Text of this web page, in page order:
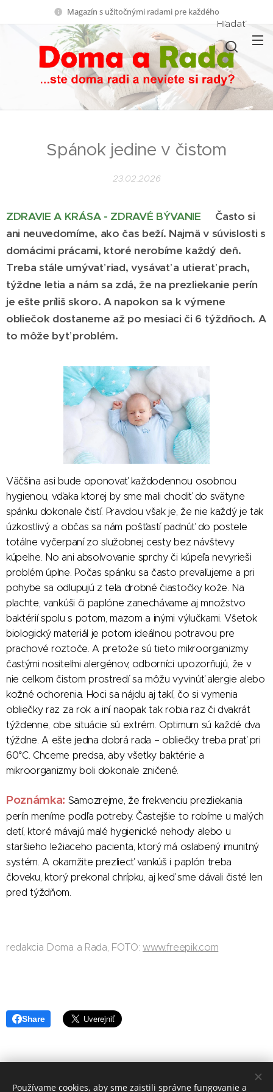
Magazín s užitočnými radami pre každého
Hľadať
Spánok jedine v čistom
23.02.2026
ZDRAVIE A KRÁSA - ZDRAVÉ BÝVANIE
Často si
ani neuvedomíme, ako čas beží. Najmä v súvislosti s
domácimi prácami, ktoré nerobíme každý deň.
Treba stále umývať riad, vysávať a utierať prach,
týždne letia a nám sa zdá, že na prezliekanie perín
je ešte príliš skoro. A napokon sa k výmene
obliečok dostaneme až po mesiaci či 6 týždňoch. A
to môže byť problém.
Väčšina asi bude oponovať každodennou osobnou
hygienou, vďaka ktorej by sme mali chodiť do svätyne
spánku dokonale čistí. Pravdou však je, že nie každý je tak
úzkostlivý a občas sa nám pošťastí padnúť do postele
totálne vyčerpaní zo služobnej cesty bez návštevy
kúpeľne. No ani absolvovanie sprchy či kúpeľa nevyrieši
problém úplne. Počas spánku sa často prevaľujeme a pri
pohybe sa odlupujú z tela drobné čiastočky kože. Na
plachte, vankúši či paplóne zanechávame aj množstvo
baktérií spolu s potom, mazom a inými výlučkami. Všetok
biologický materiál je potom ideálnou potravou pre
prachové roztoče. A pretože sú tieto mikroorganizmy
častými nositeľmi alergénov, odborníci upozorňujú, že v
nie celkom čistom prostredí sa môžu vyvinúť alergie alebo
kožné ochorenia. Hoci sa nájdu aj takí, čo si vymenia
obliečky raz za rok a iní naopak tak robia raz či dvakrát
týždenne, obe situácie sú extrém. Optimum sú každé dva
týždne. A ešte jedna dobrá rada – obliečky treba prať pri
60°C. Chceme predsa, aby všetky baktérie a
mikroorganizmy boli dokonale zničené.
Poznámka: Samozrejme, že frekvenciu prezliekania
perín meníme podľa potreby. Častejšie to robíme u malých
detí, ktoré mávajú malé hygienické nehody alebo u
staršieho ležiaceho pacienta, ktorý má oslabený imunitný
systém. A okamžite prezliecť vankúš i paplón treba
človeku, ktorý prekonal chrípku, aj keď sme dávali čisté len
pred týždňom.
redakcia Doma a Rada, FOTO:www.freepik.com
Share
Používame cookies, aby sme zaistili správne fungovanie a